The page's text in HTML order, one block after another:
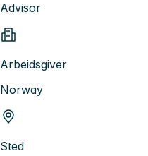
Advisor
Arbeidsgiver
Norway
Sted